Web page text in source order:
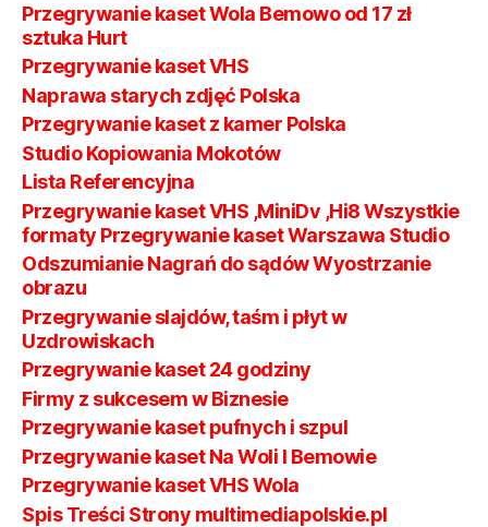
Przegrywanie kaset Wola Bemowo od 17 zł
sztuka Hurt
Przegrywanie kaset VHS
Naprawa starych zdjęć Polska
Przegrywanie kaset z kamer Polska
Studio Kopiowania Mokotów
Lista Referencyjna
Przegrywanie kaset VHS ,MiniDv ,Hi8 Wszystkie
formaty Przegrywanie kaset Warszawa Studio
Odszumianie Nagrań do sądów Wyostrzanie
obrazu
Przegrywanie slajdów, taśm i płyt w
Uzdrowiskach
Przegrywanie kaset 24 godziny
Firmy z sukcesem w Biznesie
Przegrywanie kaset pufnych i szpul
Przegrywanie kaset Na Woli I Bemowie
Przegrywanie kaset VHS Wola
Spis Treści Strony multimediapolskie.pl